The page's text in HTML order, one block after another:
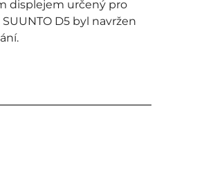
displejem určený pro
D5 byl navržen